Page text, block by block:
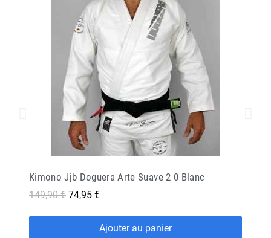
Kimono Jjb Doguera Arte Suave 2 0 Blanc
149,90 € 74,95 €
Ajouter au panier